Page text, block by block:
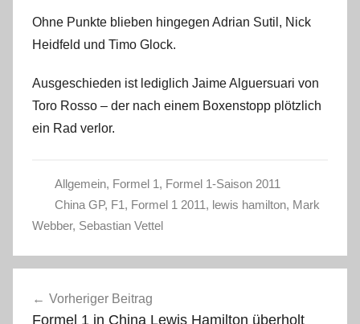
Ohne Punkte blieben hingegen Adrian Sutil, Nick
Heidfeld und Timo Glock.
Ausgeschieden ist lediglich Jaime Alguersuari von
Toro Rosso – der nach einem Boxenstopp plötzlich
ein Rad verlor.
Allgemein, Formel 1, Formel 1-Saison 2011
China GP, F1, Formel 1 2011, lewis hamilton, Mark
Webber, Sebastian Vettel
Vorheriger Beitrag
Formel 1 in China Lewis Hamilton überholt